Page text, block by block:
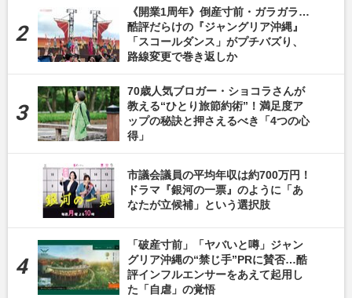
《開業1周年》倒産寸前・ガラガラ…
酷評だらけの『ジャングリア沖縄』
「スコールダンス」がプチバズり、
路線変更で巻き返しか
70歳人気ブロガー・ショコラさんが
教える“ひとり旅節約術”！満足度ア
ップの秘訣と押さえるべき「4つの心
得」
市議会議員の平均年収は約700万円！
ドラマ『銀河の一票』のように「あ
なたが立候補」という選択肢
「破産寸前」「ヤバいと噂」ジャン
グリア沖縄の“禁じ手”PRに賛否…酷
評インフルエンサーをあえて起用し
た「自虐」の覚悟